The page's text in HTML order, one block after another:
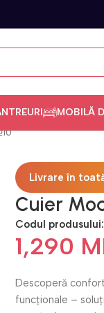
MOBILĂ
Livrare în
Cuier
Codul
1,290
Descoperă
funcționale –